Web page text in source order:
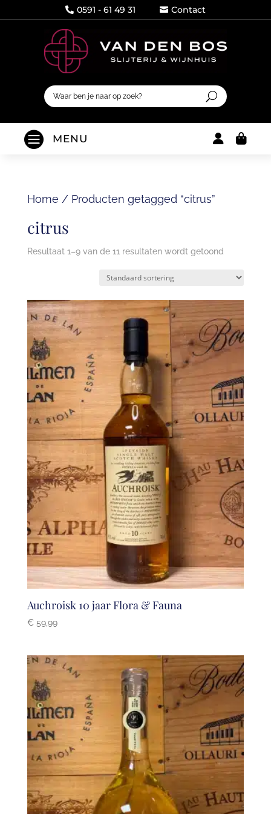
 0591 - 61 49 31  Contact
 MENU 
Home / Producten getagged “citrus”
citrus
Resultaat 1–9 van de 11 resultaten wordt getoond
Auchroisk 10 jaar Flora & Fauna
€59,99